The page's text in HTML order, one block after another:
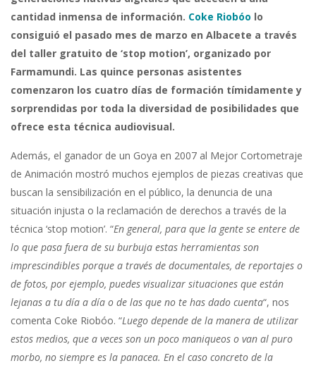
cantidad inmensa de información. Coke Riobóo lo
consiguió el pasado mes de marzo en Albacete a través
del taller gratuito de ‘stop motion’, organizado por
Farmamundi. Las quince personas asistentes
comenzaron los cuatro días de formación tímidamente y
sorprendidas por toda la diversidad de posibilidades que
ofrece esta técnica audiovisual.
Además, el ganador de un Goya en 2007 al Mejor Cortometraje
de Animación mostró muchos ejemplos de piezas creativas que
buscan la sensibilización en el público, la denuncia de una
situación injusta o la reclamación de derechos a través de la
técnica ‘stop motion’. “En general, para que la gente se entere de
lo que pasa fuera de su burbuja estas herramientas son
imprescindibles porque a través de documentales, de reportajes o
de fotos, por ejemplo, puedes visualizar situaciones que están
lejanas a tu día a día o de las que no te has dado cuenta“, nos
comenta Coke Riobóo. “Luego depende de la manera de utilizar
estos medios, que a veces son un poco maniqueos o van al puro
morbo, no siempre es la panacea. En el caso concreto de la